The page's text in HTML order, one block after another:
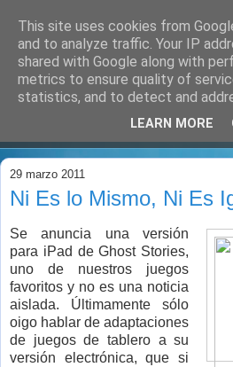
29 marzo 2011
Ni Es lo Mismo, Ni Es
Se anuncia una versión
para iPad de Ghost Stories,
uno de nuestros juegos
favoritos y no es una noticia
aislada. Últimamente sólo
oigo hablar de adaptaciones
de juegos de tablero a su
versión electrónica, que si
This site uses cookies from
and to analyze traffic. Your IP
shared with Google along with
metrics to ensure quality of
statistics, and to detect and
LEARN MORE